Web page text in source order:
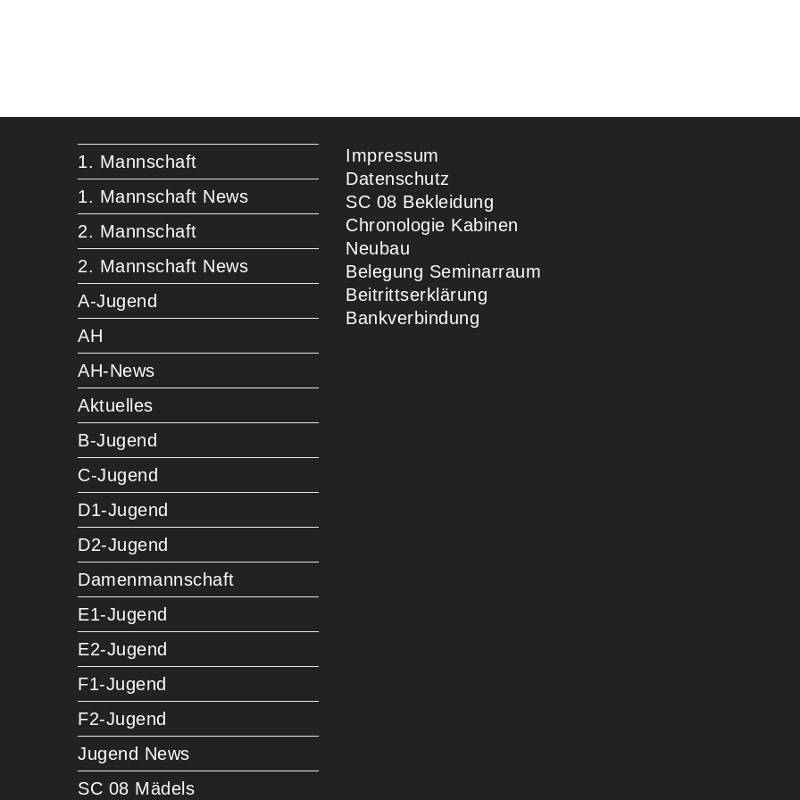
1. Mannschaft
1. Mannschaft News
2. Mannschaft
2. Mannschaft News
A-Jugend
AH
AH-News
Aktuelles
B-Jugend
C-Jugend
D1-Jugend
D2-Jugend
Damenmannschaft
E1-Jugend
E2-Jugend
F1-Jugend
F2-Jugend
Jugend News
SC 08 Mädels
Impressum
Datenschutz
SC 08 Bekleidung
Chronologie Kabinen
Neubau
Belegung Seminarraum
Beitrittserklärung
Bankverbindung